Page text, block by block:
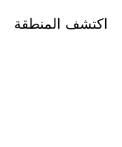
اكتشف المنطقة